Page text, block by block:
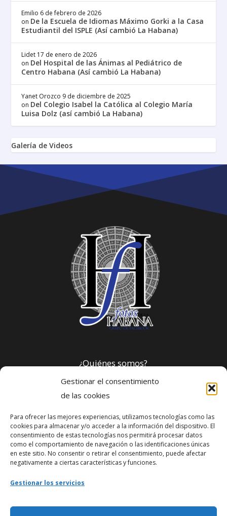
Gestionar el consentimiento
de las cookies
Para ofrecer las mejores experiencias, utilizamos tecnologías como las
cookies para almacenar y/o acceder a la información del dispositivo. El
consentimiento de estas tecnologías nos permitirá procesar datos
como el comportamiento de navegación o las identificaciones únicas
en este sitio. No consentir o retirar el consentimiento, puede afectar
negativamente a ciertas características y funciones.
Gestionar los servicios
Emilio 6 de febrero de 2026
on De la Escuela de Idiomas Máximo Gorki a la Casa
Estudiantil del ISPLE (Así cambió La Habana)
Lidet 17 de enero de 2026
on Del Hospital de las Ánimas al Pediátrico de
Centro Habana (Así cambió La Habana)
Yanet Orozco 9 de diciembre de 2025
on Del Colegio Isabel la Católica al Colegio María
Luisa Dolz (así cambió La Habana)
Galería de Videos
¿Quiénes somos?
Política de privacidad
Webmaster
soporte@fotosdlahabana.com
Nuestro e-mail: